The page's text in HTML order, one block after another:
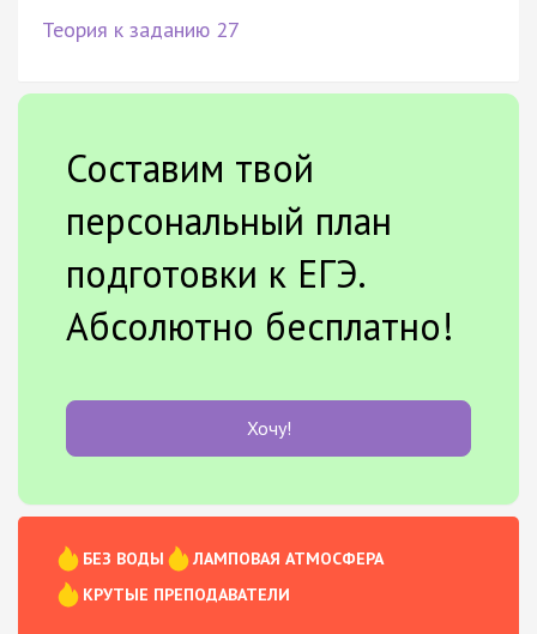
Теория к заданию 27
Составим твой
персональный план
подготовки к ЕГЭ.
Абсолютно бесплатно!
Хочу!
БЕЗ ВОДЫ
ЛАМПОВАЯ АТМОСФЕРА
КРУТЫЕ ПРЕПОДАВАТЕЛИ